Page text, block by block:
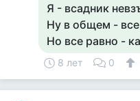
Я - всадник
Ну в общем - все
Но все равно -
8 лет 0